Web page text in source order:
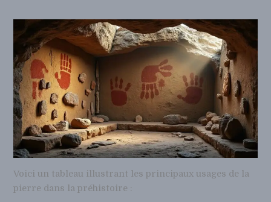
Voici un tableau illustrant les principaux usages de la
pierre dans la préhistoire :